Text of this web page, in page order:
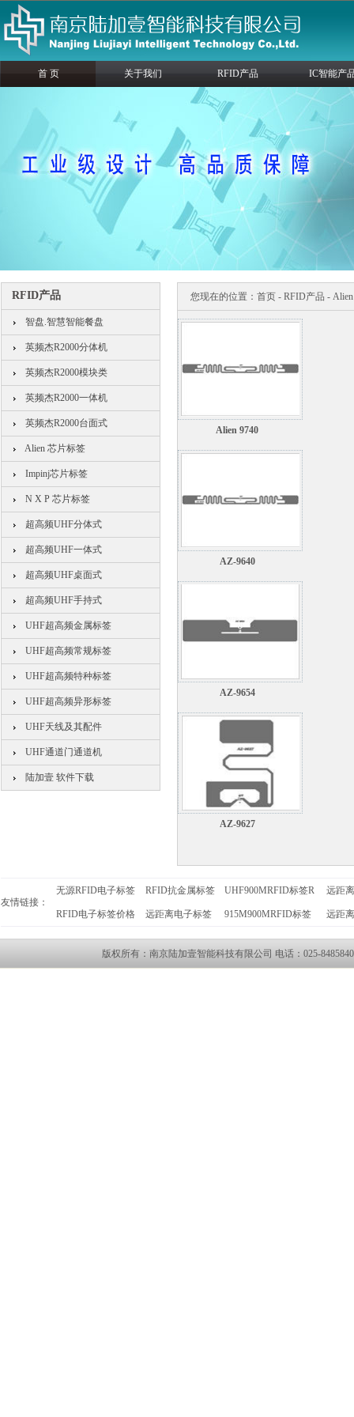
首 页 关于我们 RFID产品 IC智能产
RFID产品
智盘.智慧智能餐盘
英频杰R2000分体机
英频杰R2000模块类
英频杰R2000一体机
英频杰R2000台面式
Alien 芯片标签
Impinj芯片标签
N X P 芯片标签
超高频UHF分体式
超高频UHF一体式
超高频UHF桌面式
超高频UHF手持式
UHF超高频金属标签
UHF超高频常规标签
UHF超高频特种标签
UHF超高频异形标签
UHF天线及其配件
UHF通道门通道机
陆加壹 软件下载
您现在的位置： 首页 - RFID产品 -
Alien 9740
AZ-9640
AZ-9654
AZ-9627
友情链接：
无源RFID电子标签 RFID抗金属标签 UHF900MRFID标签R 远距
RFID电子标签价格 远距离电子标签 915M900MRFID标签 远距
版权所有：南京陆加壹智能科技有限公司 电话：025-